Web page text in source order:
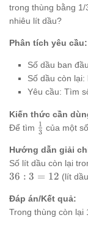
trong thùng bằng
nhiêu lít dầu?
Phân tích yêu cầu:
Số dầu ban
Số dầu còn lại:
Yêu cầu: Tìm
Kiến thức cần
Để tìm \frac{1}
{3}
3
1 của một
Hướng dẫn giải
Số lít dầu còn lại
36
=
12
36 : 3 = 12 (lít
Đáp án/Kết quả:
Trong thùng còn lại